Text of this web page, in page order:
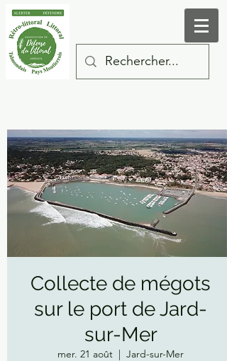
Collecte de mégots
sur le port de Jard-
sur-Mer
mer. 21 août
  |
Jard-sur-Mer